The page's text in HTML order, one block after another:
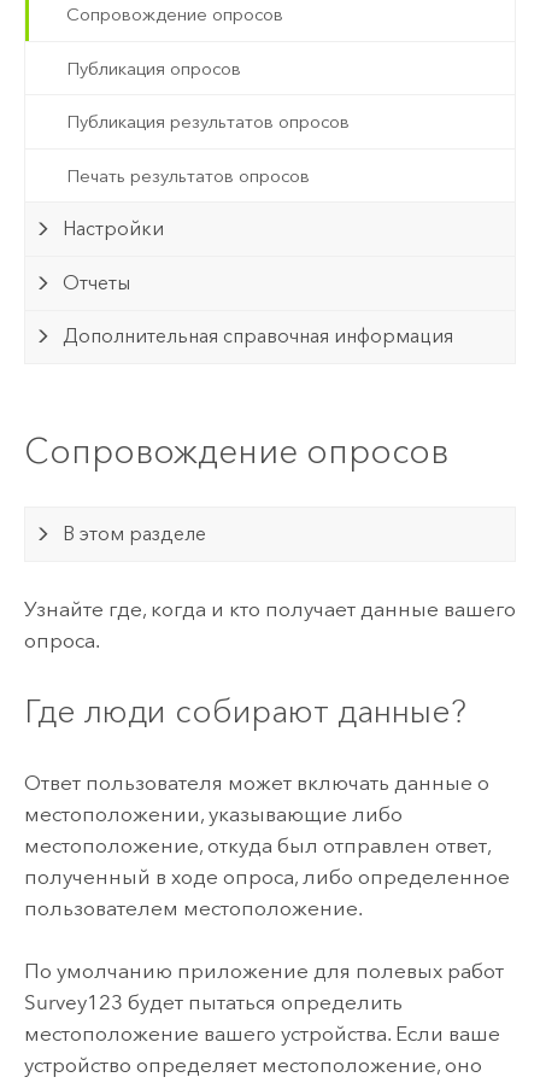
Сопровождение опросов
Публикация опросов
Публикация результатов опросов
Печать результатов опросов
Настройки
Отчеты
Дополнительная справочная информация
Сопровождение опросов
В этом разделе
Узнайте где, когда и кто получает данные вашего
опроса.
Где люди собирают данные?
Ответ пользователя может включать данные о
местоположении, указывающие либо
местоположение, откуда был отправлен ответ,
полученный в ходе опроса, либо определенное
пользователем местоположение.
По умолчанию приложение для полевых работ
Survey123 будет пытаться определить
местоположение вашего устройства. Если ваше
устройство определяет местоположение, оно